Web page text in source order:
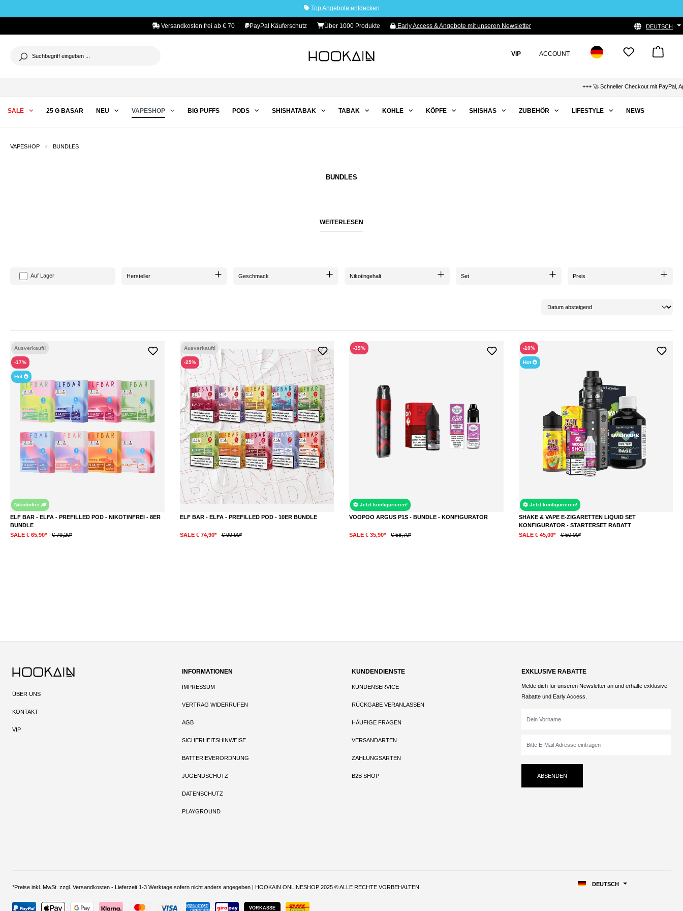
Top Angebote entdecken
Versandkosten frei ab € 70 PayPal Käuferschutz Über 1000 Produkte Early Access & Angebote mit unseren Newsletter DEUTSCH
VIP ACCOUNT
+++ 🚀 Schneller Checkout mit PayPal, Apple
SALE 25 G BASAR NEU VAPESHOP BIG PUFFS PODS SHISHATABAK TABAK KOHLE KÖPFE SHISHAS ZUBEHÖR LIFESTYLE NEWS
VAPESHOP BUNDLES
BUNDLES
WEITERLESEN
Auf Lager Hersteller Geschmack Nikotingehalt Set Preis
Ausverkauft!
-17%
Hot
Nikotinfrei
ELF BAR - ELFA - PREFILLED POD - NIKOTINFREI - 8ER
BUNDLE
SALE € 65,90*
€ 79,20*
Ausverkauft!
-25%
ELF BAR - ELFA - PREFILLED POD - 10ER BUNDLE
SALE € 74,90*
€ 99,90*
-39%
Jetzt konfigurieren!
VOOPOO ARGUS P1S - BUNDLE - KONFIGURATOR
SALE € 35,90* € 58,70*
-10%
Hot
Jetzt konfigurieren!
SHAKE & VAPE E-ZIGARETTEN LIQUID SET
KONFIGURATOR - STARTERSET RABATT
SALE € 45,00*
€ 50,00*
ÜBER UNS
KONTAKT
VIP
INFORMATIONEN
IMPRESSUM
VERTRAG WIDERRUFEN
AGB
SICHERHEITSHINWEISE
BATTERIEVERORDNUNG
JUGENDSCHUTZ
DATENSCHUTZ
PLAYGROUND
KUNDENDIENSTE
KUNDENSERVICE
RÜCKGABE VERANLASSEN
HÄUFIGE FRAGEN
VERSANDARTEN
ZAHLUNGSARTEN
B2B SHOP
EXKLUSIVE RABATTE
Melde dich für unseren Newsletter an und erhalte exklusive
Rabatte und Early Access.
ABSENDEN
*Preise inkl. MwSt. zzgl. Versandkosten - Lieferzeit 1-3 Werktage sofern nicht anders angegeben | HOOKAIN ONLINESHOP 2025 © ALLE RECHTE VORBEHALTEN
VORKASSE
DEUTSCH